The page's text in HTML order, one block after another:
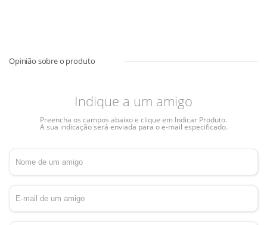
Indique a um amigo
Preencha os campos abaixo e clique em Indicar Produto.
A sua indicação será enviada para o e-mail especificado.